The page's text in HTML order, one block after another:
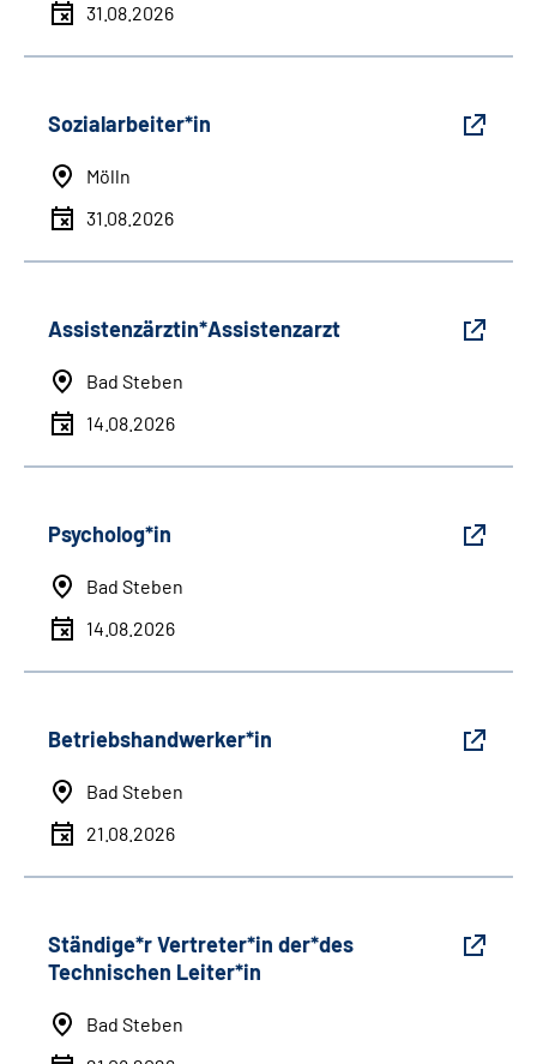
31.08.2026
Sozialarbeiter*in
Mölln
31.08.2026
Assistenzärztin*Assistenzarzt
Bad Steben
14.08.2026
Psycholog*in
Bad Steben
14.08.2026
Betriebshandwerker*in
Bad Steben
21.08.2026
Ständige*r Vertreter*in der*des
Technischen Leiter*in
Bad Steben